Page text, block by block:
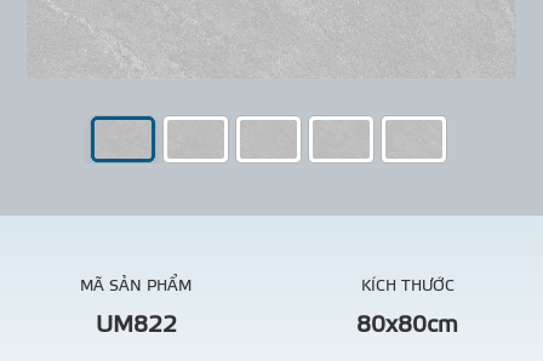
MÃ SẢN PHẨM
UM822
KÍCH THƯỚC
80x80cm